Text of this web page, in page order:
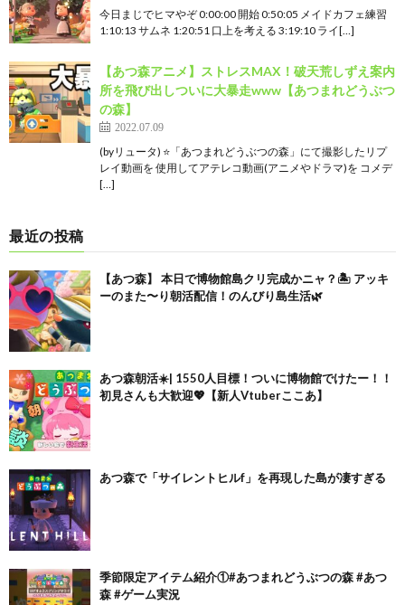
今日まじでヒマやぞ 0:00:00 開始 0:50:05 メイドカフェ練習
1:10:13 サムネ 1:20:51 口上を考える 3:19:10 ライ[…]
【あつ森アニメ】ストレスMAX！破天荒しずえ案内
所を飛び出しついに大暴走www【あつまれどうぶつ
の森】
2022.07.09
(byリュータ) ⭐️「あつまれどうぶつの森」にて撮影したリプ
レイ動画を 使用してアテレコ動画(アニメやドラマ)を コメデ
[…]
最近の投稿
【あつ森】 本日で博物館島クリ完成かニャ？🏝️ アッキ
ーのまた〜り朝活配信！のんびり島生活🌿
あつ森朝活☀️| 1550人目標！ついに博物館でけたー！！
初見さんも大歓迎💖【新人Vtuberここあ】
あつ森で「サイレントヒルf」を再現した島が凄すぎる
季節限定アイテム紹介①#あつまれどうぶつの森 #あつ
森 #ゲーム実況